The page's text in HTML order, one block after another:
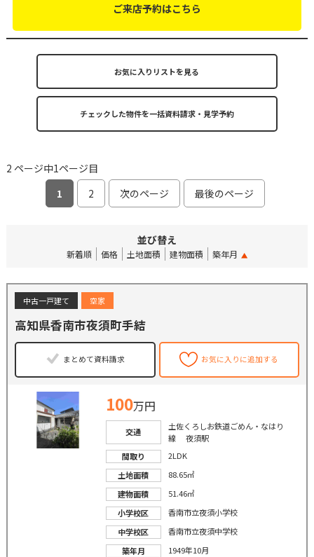
ご来店予約はこちら
お気に入りリストを見る
2 ページ中1ページ目
1
2 次のページ 最後のページ
並び替え
新着順 価格 土地面積 建物面積 築年月
中古一戸建て 空家
高知県香南市夜須町手結
まとめて資料請求 お気に入りに追加する
100万円
交通
土佐くろしお鉄道ごめん・なはり
線 夜須駅
間取り
2LDK
土地面積
88.65㎡
建物面積
51.46㎡
小学校区
香南市立夜須小学校
中学校区
香南市立夜須中学校
築年月
1949年10月